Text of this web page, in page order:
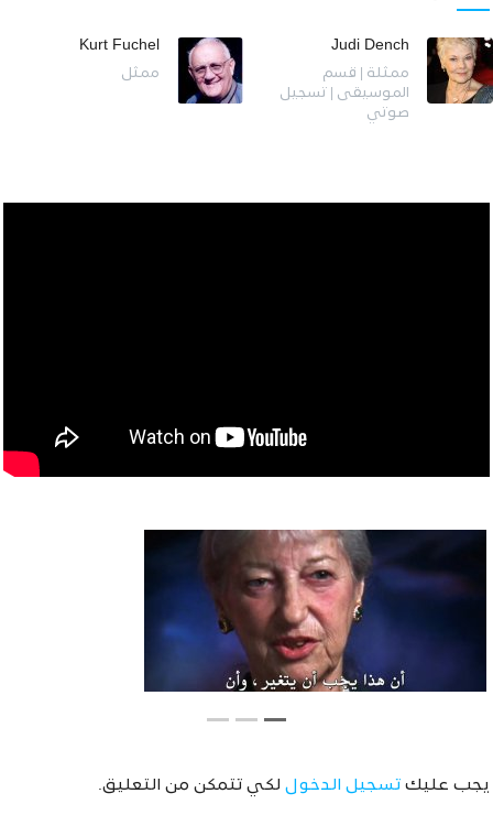
Judi Dench
ممثلة | قسم
الموسيقى | تسجيل
صوتي
Kurt Fuchel
ممثل
يجب عليك تسجيل الدخول لكي تتمكن من التعليق.